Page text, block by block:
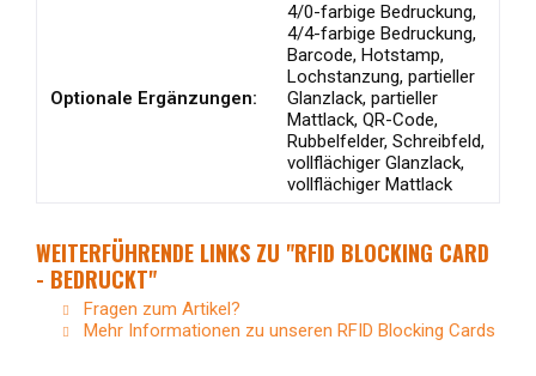
Optionale Ergänzungen:
4/0-farbige Bedruckung,
4/4-farbige Bedruckung,
Barcode, Hotstamp,
Lochstanzung, partieller
Glanzlack, partieller
Mattlack, QR-Code,
Rubbelfelder, Schreibfeld,
vollflächiger Glanzlack,
vollflächiger Mattlack
WEITERFÜHRENDE LINKS ZU "RFID BLOCKING CARD
- BEDRUCKT"
Fragen zum Artikel?
Mehr Informationen zu unseren RFID Blocking Cards